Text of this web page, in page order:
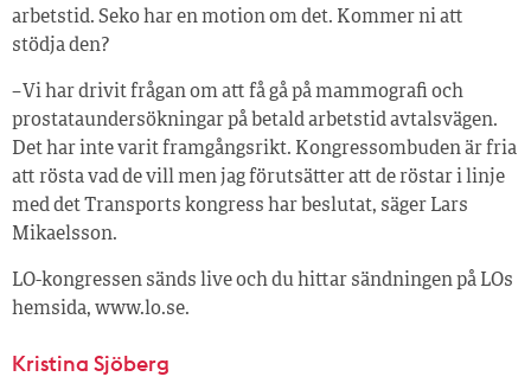
arbetstid. Seko har en motion om det. Kommer ni att
stödja den?
– Vi har drivit frågan om att få gå på mammografi och
prostataundersökningar på betald arbetstid avtalsvägen.
Det har inte varit framgångsrikt. Kongressombuden är fria
att rösta vad de vill men jag förutsätter att de röstar i linje
med det Transports kongress har beslutat, säger Lars
Mikaelsson.
LO-kongressen sänds live och du hittar sändningen på LOs
hemsida, www.lo.se.
Kristina Sjöberg